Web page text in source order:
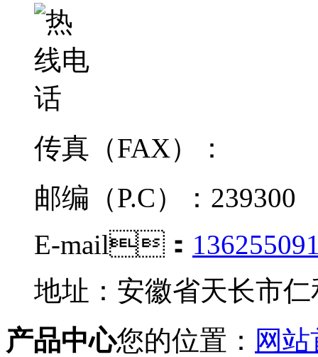
传真（FAX）：
邮编（P.C）：239300
E-mail：
地址：安徽省天长市
产品中心您的位置： 网